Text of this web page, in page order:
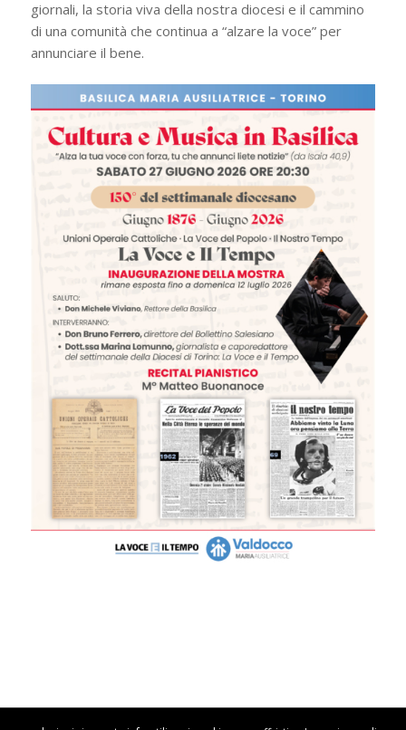
giornali, la storia viva della nostra diocesi e il cammino
di una comunità che continua a “alzare la voce” per
annunciare il bene.